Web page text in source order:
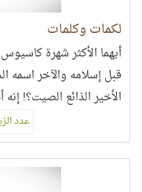
لكمات وكلمات
أيهما الأكثر شهرة
قبل إسلامه والآخر اسمه
الأخير الذائع الصيت؟!
عدد